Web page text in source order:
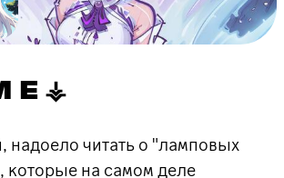
E ⚶
надоело читать о "ламповых
которые на самом деле